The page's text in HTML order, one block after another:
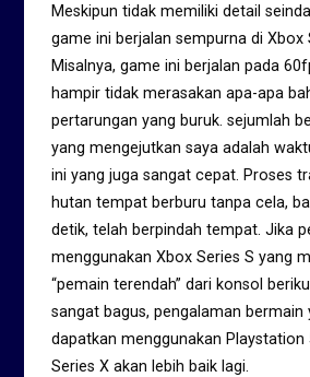
Meskipun tidak memiliki detail
game ini berjalan sempurna di Xbox
Misalnya, game ini berjalan pada
hampir tidak merasakan apa-apa
pertarungan yang buruk. sejumlah
yang mengejutkan saya adalah
ini yang juga sangat cepat. Proses
hutan tempat berburu tanpa cela,
detik, telah berpindah tempat. Jika
menggunakan Xbox Series S yang
“pemain terendah” dari konsol
sangat bagus, pengalaman bermain
dapatkan menggunakan Playstation
Series X akan lebih baik lagi.